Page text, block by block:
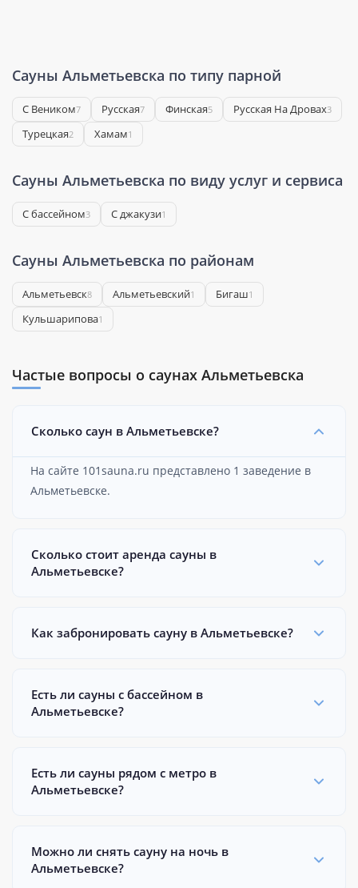
Сауны Альметьевска по типу парной
С Веником7 Русская7 Финская5 Русская На Дровах3
Турецкая2 Хамам1
Сауны Альметьевска по виду услуг и сервиса
С бассейном3 С джакузи1
Сауны Альметьевска по районам
Альметьевск8 Альметьевский1 Бигаш1
Кульшарипова1
Частые вопросы о саунах Альметьевска
Сколько саун в Альметьевске?
На сайте 101sauna.ru представлено 1 заведение в
Альметьевске.
Сколько стоит аренда сауны в
Альметьевске?
Как забронировать сауну в Альметьевске?
Есть ли сауны с бассейном в
Альметьевске?
Есть ли сауны рядом с метро в
Альметьевске?
Можно ли снять сауну на ночь в
Альметьевске?